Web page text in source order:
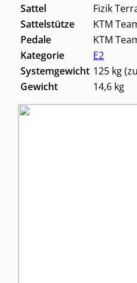
Sattel
Fizik
Sattelstütze
KTM
Pedale
KTM
Kategorie
E2
Systemgewicht 125 kg
Gewicht
14,6 kg